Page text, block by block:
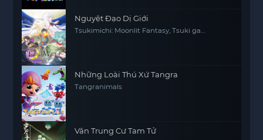
Nguyệt Đạo Dị Giới
Tsukimichi: Moonlit Fantasy, Tsuki ga
Những Loài Thú Xứ Tangra
Tangranimals
Vân Trung Cư Tam Tử